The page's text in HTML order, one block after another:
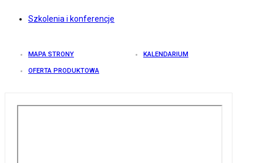
Szkolenia i konferencje
MAPA STRONY KALENDARIUM
OFERTA PRODUKTOWA